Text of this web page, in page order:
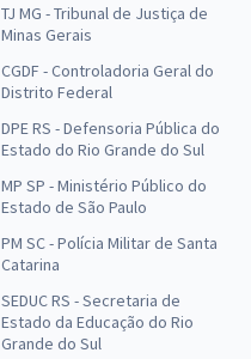
TJ MG - Tribunal de Justiça de
Minas Gerais
CGDF - Controladoria Geral do
Distrito Federal
DPE RS - Defensoria Pública do
Estado do Rio Grande do Sul
MP SP - Ministério Público do
Estado de São Paulo
PM SC - Polícia Militar de Santa
Catarina
SEDUC RS - Secretaria de
Estado da Educação do Rio
Grande do Sul